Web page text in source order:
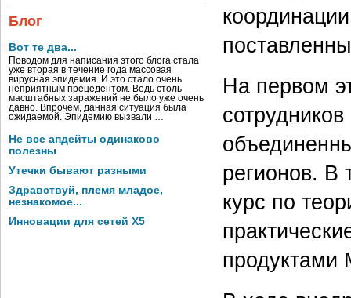
Блог
Вот те два...
Поводом для написания этого блога стала
уже вторая в течение года массовая
вирусная эпидемия. И это стало очень
неприятным прецедентом. Ведь столь
масштабных заражений не было уже очень
давно. Впрочем, данная ситуация была
ожидаемой. Эпидемию вызвали …
Не все апдейты одинаково
полезны
Утечки бывают разными
Здравствуй, племя младое,
незнакомое...
Инновации для сетей X5
На первом
регионов. В
курс по
продуктами